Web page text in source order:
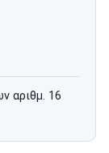
αριθμ. 16
αριθμ. 16